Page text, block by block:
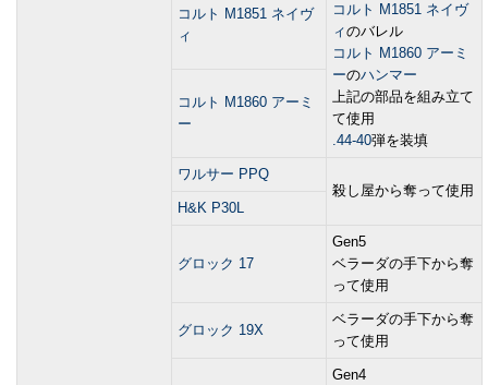
コルト M1851 ネイヴ
ィのバレル
コルト M1860 アーミ
ーのハンマー
上記の部品を組み立て
て使用
.44-40弾を装填
コルト M1851 ネイヴ
ィ
コルト M1860 アーミ
ー
ワルサー PPQ
殺し屋から奪って使用
H&K P30L
グロック 17
Gen5
ベラーダの手下から奪
って使用
グロック 19X
ベラーダの手下から奪
って使用
Gen4